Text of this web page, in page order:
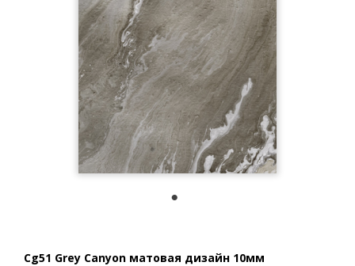
Cg51 Grey Canyon матовая дизайн 10мм